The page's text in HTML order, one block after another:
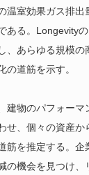
温室効果ガス排出
ある。Longevity
、あらゆる規模の
の道筋を示す。
建物のパフォーマ
せ、個々の資産か
筋を推定する。企
の機会を見つけ、